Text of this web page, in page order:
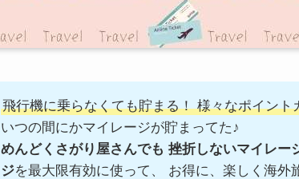
飛行機に乗らなくても貯まる！ 様々なポイント
いつの間にかマイレージが貯まってた♪
めんどくさがり屋さんでも 挫折しないマイレー
ジを最大限有効に使って、 お得に、楽しく海外